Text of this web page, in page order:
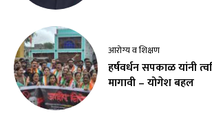
आरोग्य व शिक्षण
हर्षवर्धन सपकाळ यांनी
मागावी – योगेश बहल